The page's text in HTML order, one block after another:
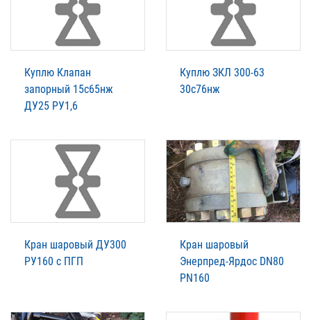
Куплю Клапан
запорный 15с65нж
ДУ25 РУ1,6
Куплю ЗКЛ 300-63
30с76нж
Кран шаровый ДУ300
РУ160 с ПГП
Кран шаровый
Энерпред-Ярдос DN80
PN160